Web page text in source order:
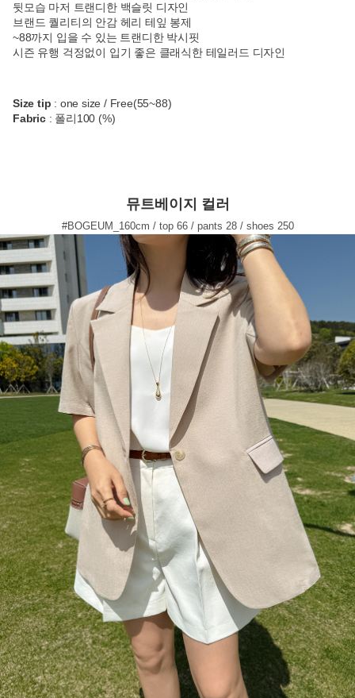
뒷모습 마저 트랜디한 백슬릿 디자인
브랜드 퀄리티의 안감 헤리 테잎 봉제
~88까지 입을 수 있는 트랜디한 박시핏
시즌 유행 걱정없이 입기 좋은 클래식한 테일러드 디자인
Size tip : one size / Free(55~88)
Fabric: 폴리100 (%)
뮤트베이지 컬러
#BOGEUM_160cm / top 66 / pants 28 / shoes 250